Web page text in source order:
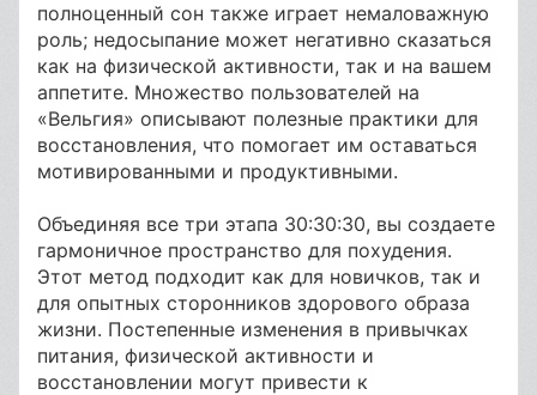
полноценный сон также играет немаловажную
роль; недосыпание может негативно сказаться
как на физической активности, так и на вашем
аппетите. Множество пользователей на
«Вельгия» описывают полезные практики для
восстановления, что помогает им оставаться
мотивированными и продуктивными.
Объединяя все три этапа 30:30:30, вы создаете
гармоничное пространство для похудения.
Этот метод подходит как для новичков, так и
для опытных сторонников здорового образа
жизни. Постепенные изменения в привычках
питания, физической активности и
восстановлении могут привести к